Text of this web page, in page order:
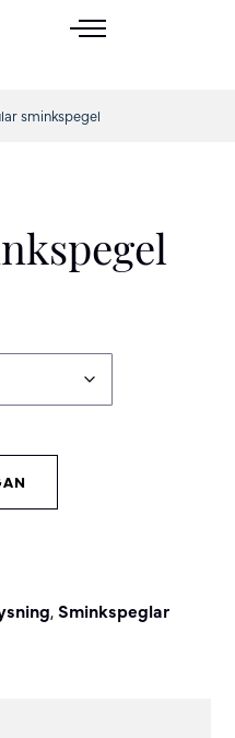
sminkspegel
,Sminkspeglar